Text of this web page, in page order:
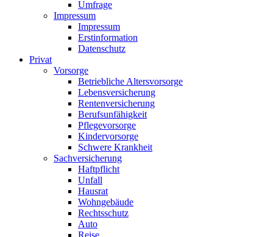
Umfrage
Impressum
Impressum
Erstinformation
Datenschutz
Privat
Vorsorge
Betriebliche Altersvorsorge
Lebensversicherung
Rentenversicherung
Berufsunfähigkeit
Pflegevorsorge
Kindervorsorge
Schwere Krankheit
Sachversicherung
Haftpflicht
Unfall
Hausrat
Wohngebäude
Rechtsschutz
Auto
Reise